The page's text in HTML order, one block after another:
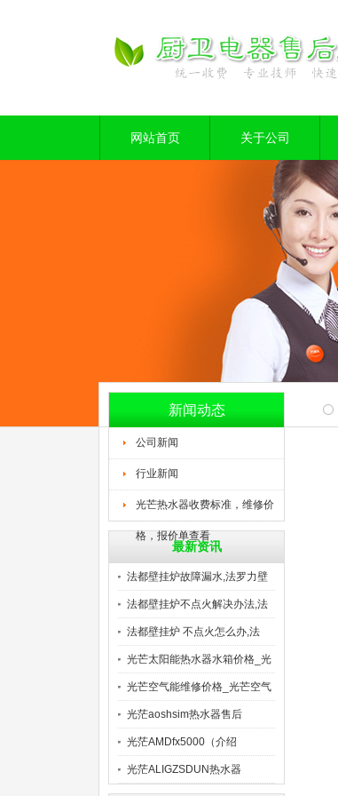
网站首页 关于公司
新闻动态
公司新闻
行业新闻
光芒热水器收费标准，维修价
格，报价单查看
最新资讯
法都壁挂炉故障漏水,法罗力壁
法都壁挂炉不点火解决办法,法
法都壁挂炉 不点火怎么办,法
光芒太阳能热水器水箱价格_光
光芒空气能维修价格_光芒空气
光茫aoshsim热水器售后
光茫AMDfx5000（介绍
光茫ALIGZSDUN热水器